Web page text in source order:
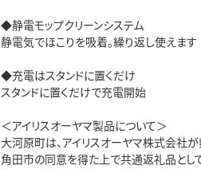
◆静電モップクリーンシステム
静電気でほこりを吸着。繰り返し使えます
◆充電はスタンドに置くだけ
スタンドに置くだけで充電開始
＜アイリスオーヤマ製品について＞
大河原町は、アイリスオーヤマ株式会社
角田市の同意を得た上で共通返礼品とし